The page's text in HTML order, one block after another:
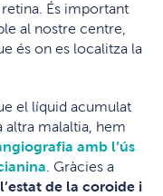
És important
al nostre centre,
és on es localitza la
el líquid acumulat
altra malaltia, hem
amb l’ús
. Gràcies a
l’estat de la coroide i